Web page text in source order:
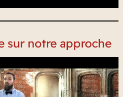
sur notre approche